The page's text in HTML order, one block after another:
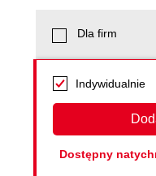
Dla firm
Indywidualnie
Dostępny